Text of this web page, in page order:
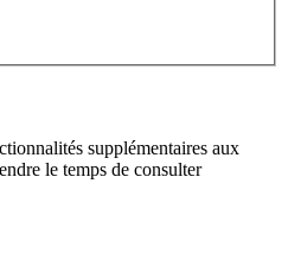
supplémentaires aux
le temps de consulter